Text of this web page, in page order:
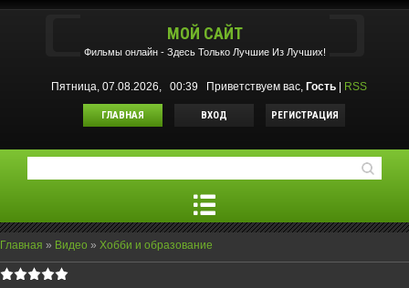
МОЙ САЙТ
Фильмы oнлайн - Здесь Только Лучшие Из Лучших!
Пятница, 07.08.2026, 00:39 Приветствуем вас, Гость RSS
ГЛАВНАЯ ВХОД РЕГИСТРАЦИЯ
Главная » Видео » Хобби и образование